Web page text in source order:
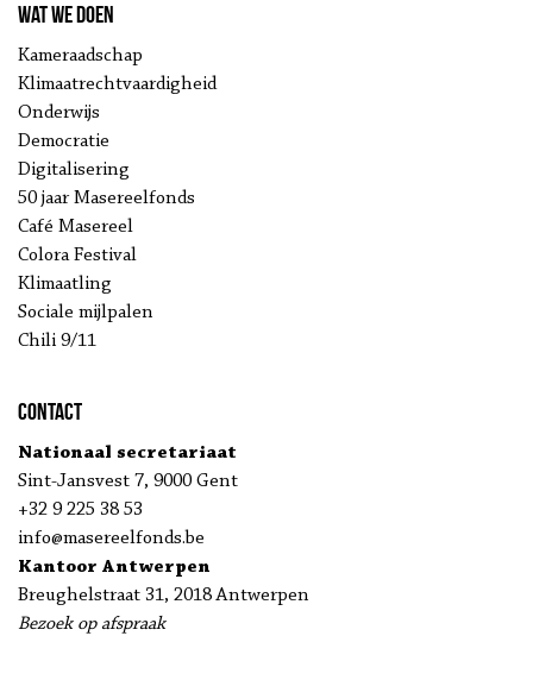
Wat we doen
Kameraadschap
Klimaatrechtvaardigheid
Onderwijs
Democratie
Digitalisering
50 jaar Masereelfonds
Café Masereel
Colora Festival
Klimaatling
Sociale mijlpalen
Chili 9/11
Contact
Nationaal secretariaat
Sint-Jansvest 7, 9000 Gent
+32 9 225 38 53
info@masereelfonds.be
Kantoor Antwerpen
Breughelstraat 31, 2018 Antwerpen
Bezoek op afspraak